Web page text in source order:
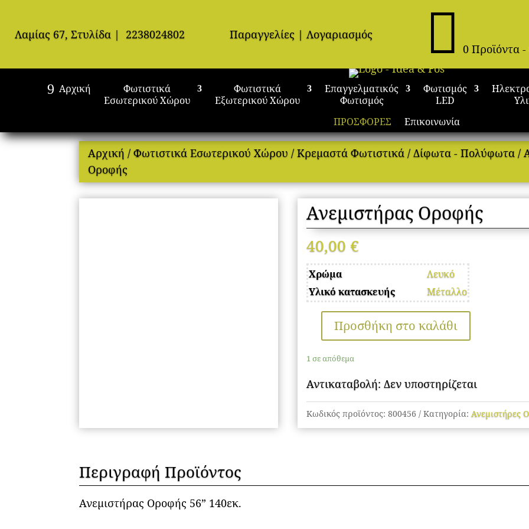
Λαμίας 67, Στυλίδα | 2238024802 Παραγγελίες |Λογαριασμός  0 Προϊόντα -
Αρχική
Φωτιστικά
Εσωτερικού Χώρου
Φωτιστικά
Εξωτερικού Χώρου
Επαγγελματικός
Φωτισμός
Φωτισμός
LED
ΠΡΟΣΦΟΡΕΣ Επικοινωνία
Αρχική /Φωτιστικά Εσωτερικού Χώρου /Κρεμαστά Φωτιστικά /Δίφωτα - Πολύφωτα /
Οροφής
Ανεμιστήρας Οροφής
40,00 €
Χρώμα
Λευκό
Υλικό κατασκευής
Μέταλλο
Ανεμιστήρας
ποσότητα
Προσθήκη στο καλάθι
1 σε απόθεμα
Αντικαταβολή: Δεν υποστηρίζεται
Κωδικός προϊόντος: 800456 Κατηγορία: Ανεμιστήρες
Περιγραφή Προϊόντος
Ανεμιστήρας Οροφής 56” 140εκ.